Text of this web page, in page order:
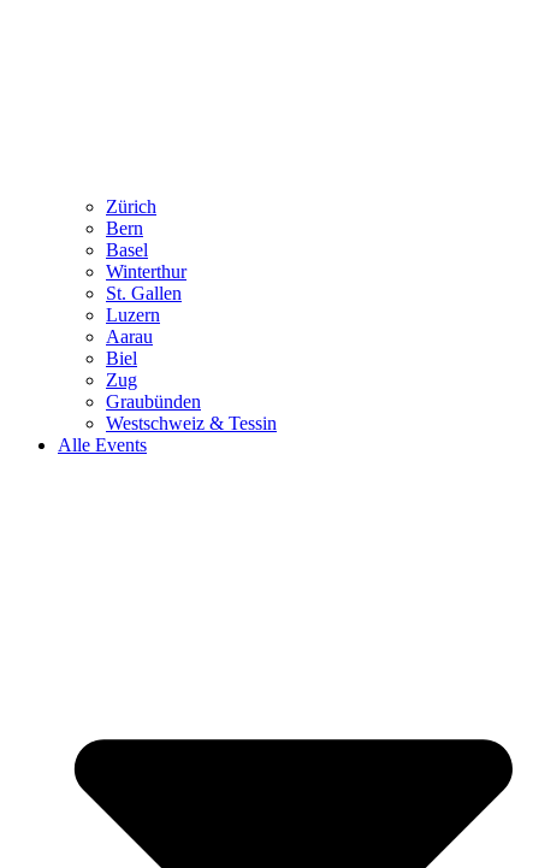
Zürich
Bern
Basel
Winterthur
St. Gallen
Luzern
Aarau
Biel
Zug
Graubünden
Westschweiz & Tessin
Alle Events